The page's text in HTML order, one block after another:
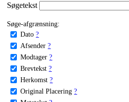
Søgetekst
Søge-afgrænsning:
Dato ?
Afsender ?
Modtager ?
Brevtekst ?
Herkomst ?
Original Placering ?